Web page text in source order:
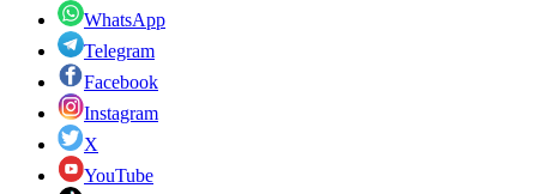
WhatsApp
Telegram
Facebook
Instagram
X
YouTube